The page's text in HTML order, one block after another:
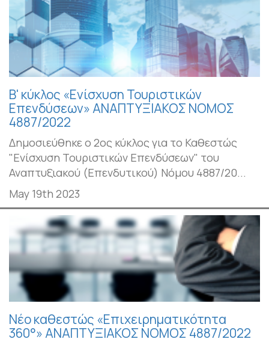
Β' κύκλος «Ενίσχυση Τουριστικών
Επενδύσεων» ΑΝΑΠΤΥΞΙΑΚΟΣ ΝΟΜΟΣ
4887/2022
Δημοσιεύθηκε ο 2ος κύκλος για το Καθεστώς
"Ενίσχυση Τουριστικών Επενδύσεων" του
Αναπτυξιακού (Επενδυτικού) Νόμου 4887/20...
May 19th 2023
Νέο καθεστώς «Επιχειρηματικότητα
360°» ΑΝΑΠΤΥΞΙΑΚΟΣ ΝΟΜΟΣ 4887/2022